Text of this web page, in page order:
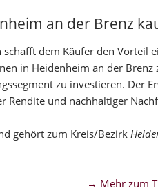
an der Brenz
dem Käufer den Vorteil
in Heidenheim an der
zu investieren. Der
Rendite und nachhaltiger
gehört zum Kreis/Bezirk
→ Mehr zum